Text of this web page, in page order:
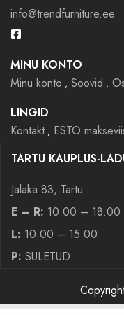
info@trendfurniture.ee
MINU KONTO
Minu konto
Soovid
LINGID
Kontakt
ESTO
TARTU KAUPLUS-
Jalaka 83, Tartu
E – R: 10.00 – 18.00
L: 10.00 – 15.00
P: SULETUD